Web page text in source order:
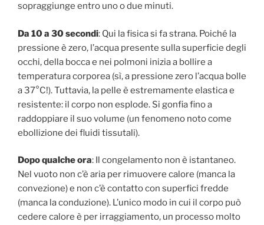
sopraggiunge entro uno o due minuti.
Da 10 a 30 secondi: Qui la fisica si fa strana. Poiché la
pressione è zero, l’acqua presente sulla superficie degli
occhi, della bocca e nei polmoni inizia a bollire a
temperatura corporea (sì, a pressione zero l’acqua bolle
a 37°C!). Tuttavia, la pelle è estremamente elastica e
resistente: il corpo non esplode. Si gonfia fino a
raddoppiare il suo volume (un fenomeno noto come
ebollizione dei fluidi tissutali).
Dopo qualche ora: Il congelamento non è istantaneo.
Nel vuoto non c’è aria per rimuovere calore (manca la
convezione) e non c’è contatto con superfici fredde
(manca la conduzione). L’unico modo in cui il corpo può
cedere calore è per irraggiamento, un processo molto